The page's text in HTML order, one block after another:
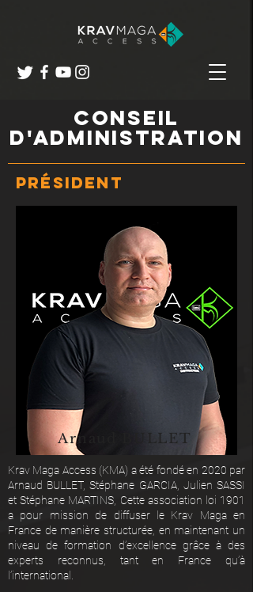
CONSEIL
D'ADMINISTRATION
Président
Arnaud BULLET
Krav Maga Access (KMA) a été fondé en 2020 par
Arnaud BULLET, Stéphane GARCIA, Julien SASSI
et Stéphane MARTINS, Cette association loi 1901
a pour mission de diffuser le Krav Maga en
France de manière structurée, en maintenant un
niveau de formation d’excellence grâce à des
experts reconnus, tant en France qu’à
l’international.